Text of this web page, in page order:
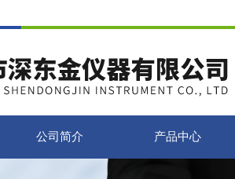
公司简介 产品中心